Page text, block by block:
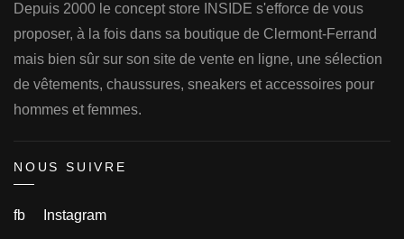
Depuis 2000 le concept store INSIDE s'efforce de vous
proposer, à la fois dans sa boutique de Clermont-Ferrand
mais bien sûr sur son site de vente en ligne, une sélection
de vêtements, chaussures, sneakers et accessoires pour
hommes et femmes.
NOUS SUIVRE
fb Instagram